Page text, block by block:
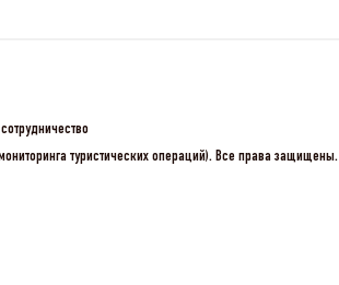
туристических операций). Все права защищены.